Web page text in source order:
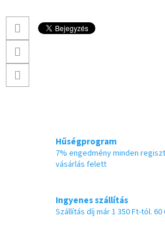
Hűségprogram
7% engedmény minden
vásárlás felett
Ingyenes szállítás
Szállítás díj már 1 350 Ft-tól. 60